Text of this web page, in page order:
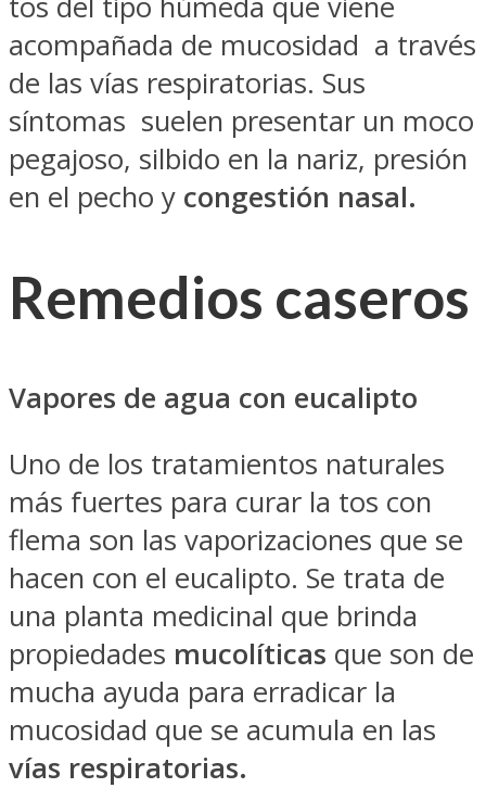
acompañada de mucosidad a través
de las vías respiratorias. Sus
síntomas suelen presentar un moco
pegajoso, silbido en la nariz, presión
en el pecho y congestión nasal.
Remedios caseros
Vapores de agua con eucalipto
Uno de los tratamientos naturales
más fuertes para curar la tos con
flema son las vaporizaciones que se
hacen con el eucalipto. Se trata de
una planta medicinal que brinda
propiedades mucolíticas que son de
mucha ayuda para erradicar la
mucosidad que se acumula en las
vías respiratorias.